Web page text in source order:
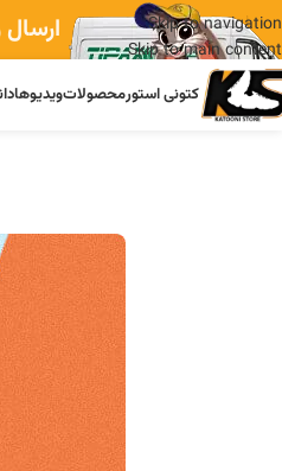
Skip to navigation
Skip to main content
کتونی استورمحصولاتویدیوها